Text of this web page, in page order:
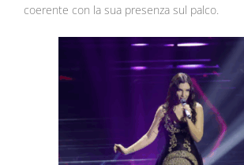
coerente con la sua presenza sul palco.